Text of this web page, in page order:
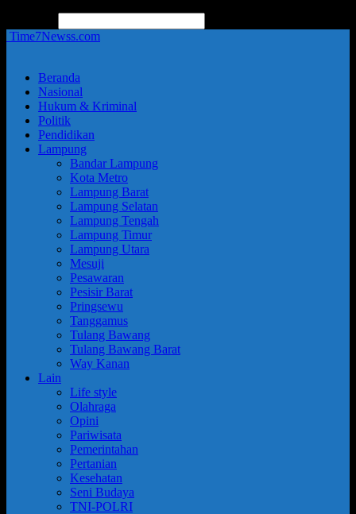
Time7Newss.com
Beranda
Nasional
Hukum & Kriminal
Politik
Pendidikan
Lampung
Bandar Lampung
Kota Metro
Lampung Barat
Lampung Selatan
Lampung Tengah
Lampung Timur
Lampung Utara
Mesuji
Pesawaran
Pesisir Barat
Pringsewu
Tanggamus
Tulang Bawang
Tulang Bawang Barat
Way Kanan
Lain
Life style
Olahraga
Opini
Pariwisata
Pemerintahan
Pertanian
Kesehatan
Seni Budaya
TNI-POLRI